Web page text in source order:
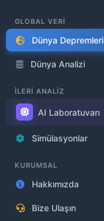
GLOBAL VERİ
Dünya Depremleri
Dünya Analizi
İLERİ ANALİZ
AI Laboratuvarı
Simülasyonlar
KURUMSAL
Hakkımızda
Bize Ulaşın